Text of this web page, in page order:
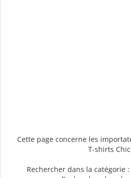
Cette page concerne les
T-shirts
Rechercher dans la catégorie :